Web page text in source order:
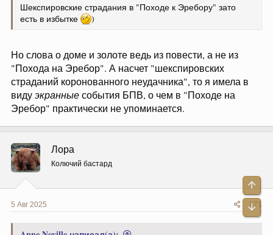
Шекспировские страдания в "Походе к Эребору" зато
есть в избытке
)
Но слова о доме и золоте ведь из повести, а не из
"Похода на Эребор". А насчет "шекспировских
страданий коронованного неудачника", то я имела в
видуэкранныесобытия БПВ, о чем в "Походе на
Эребор" практически не упоминается.
Лора
Колючий бастард
5 Авг 2025 #71